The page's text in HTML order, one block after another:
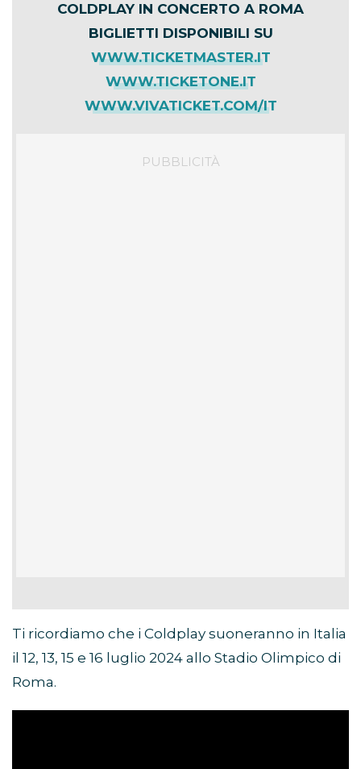
COLDPLAY IN CONCERTO A ROMA
BIGLIETTI DISPONIBILI SU
WWW.TICKETMASTER.IT
WWW.TICKETONE.IT
WWW.VIVATICKET.COM/IT
Ti ricordiamo che i Coldplay suoneranno in Italia
il 12, 13, 15 e 16 luglio 2024 allo Stadio Olimpico di
Roma.